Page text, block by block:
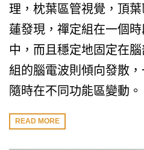
理，枕葉區管視覺，頂
蓮發現，禪定組在一個
中，而且穩定地固定在
組的腦電波則傾向發散，
隨時在不同功能區變動。
READ MORE